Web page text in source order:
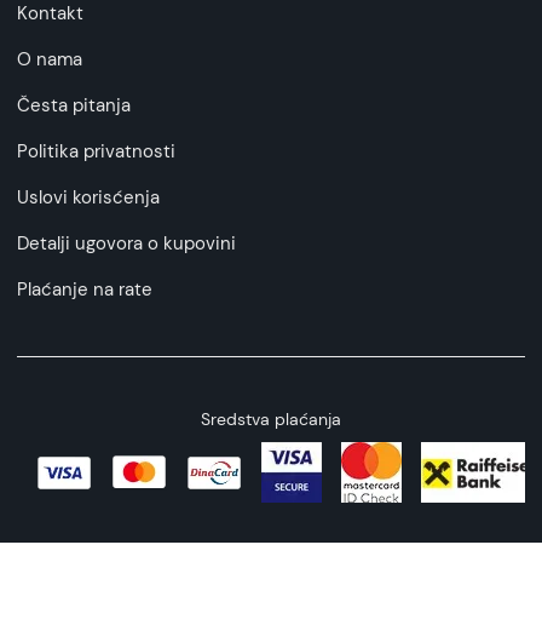
Kontakt
O nama
Česta pitanja
Politika privatnosti
Uslovi korisćenja
Detalji ugovora o kupovini
Plaćanje na rate
Sredstva plaćanja